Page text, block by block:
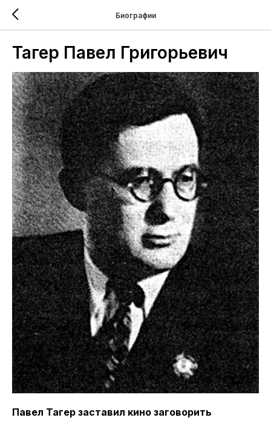
Биографии
Тагер Павел Григорьевич
Павел Тагер заставил кино заговорить